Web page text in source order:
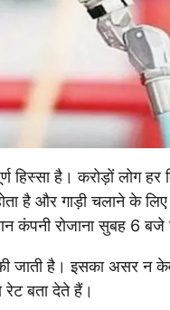
है। करोड़ों लोग हर
है और गाड़ी चलाने के
कंपनी रोजाना सुबह 6 बजे
की जाती है। इसका असर
बता देते हैं।